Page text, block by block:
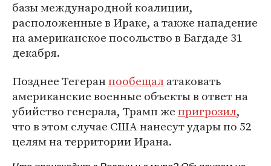
базы международной коалиции,
расположенные в Ираке, а также нападение
на американское посольство в Багдаде 31
декабря.
Позднее Тегеранпообещалатаковать
американские военные объекты в ответ на
убийство генерала, Трамп жепригрозил,
что в этом случае США нанесут удары по 52
целям на территории Ирана.